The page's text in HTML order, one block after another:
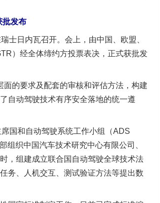
批发布
日内瓦召开。会上，由中国、欧盟、
）经全体缔约方投票表决，正式获批发
的要求及配套的审核和评估方法，构建
自动驾驶技术有序安全落地的统一遵
国和自动驾驶系统工作小组（ADS
组织中国汽车技术研究中心有限公司、
，组建成立联合国自动驾驶全球技术法
务、人机交互、测试验证方法等提出数